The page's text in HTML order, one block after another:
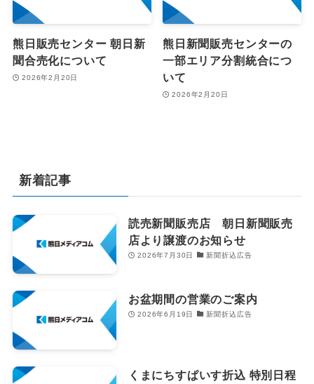
熊日販売センター 朝日新
聞合売化について
2026年2月20日
熊日新聞販売センターの
一部エリア分割統合につ
いて
2026年2月20日
新着記事
読売新聞販売店 朝日新聞販売
店より譲渡のお知らせ
2026年7月30日 新聞折込広告
お盆期間の営業のご案内
2026年6月19日 新聞折込広告
くまにちすぱいす折込 特別日程